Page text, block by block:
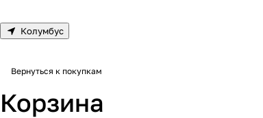
Колумбус
Вернуться к покупкам
Корзина